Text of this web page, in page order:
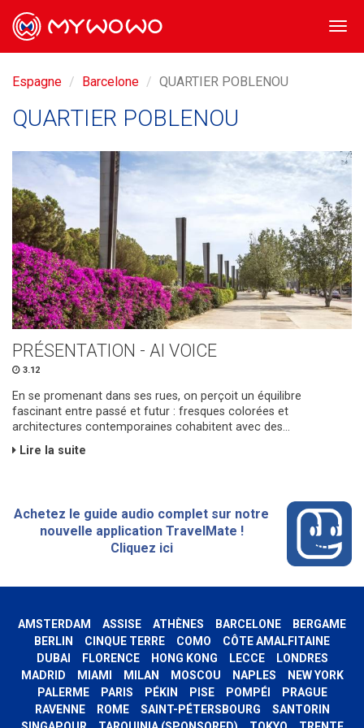
Espagne Barcelone QUARTIER POBLENOU
QUARTIER POBLENOU
PRÉSENTATION - AI VOICE
3.12
En se promenant dans ses rues, on perçoit un équilibre
fascinant entre passé et futur : fresques colorées et
architectures contemporaines cohabitent avec des...
Lire la suite
Achetez le guide audio complet sur notre
nouvelle application TravelMate !
Cliquez ici
AMSTERDAM ASSISE ATHÈNES BARCELONE
BERGAME
BERLIN
CINQUE TERRE COMO
CÔTE AMALFITAINE
DUBAI
FLORENCE HONG KONG LECCE
LONDRES
MADRID
MIAMI MILAN MOSCOU NAPLES
NEW YORK
PALERME
PARIS PÉKIN PISE POMPÉI
PRAGUE
RAVENNE
ROME SAINT-PÉTERSBOURG
SANTORIN